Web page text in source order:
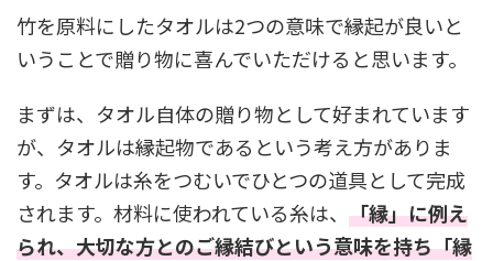
竹を原料にしたタオルは2つの意味で縁起が良いと
いうことで贈り物に喜んでいただけると思います。
まずは、タオル自体の贈り物として好まれています
が、タオルは縁起物であるという考え方がありま
す。タオルは糸をつむいでひとつの道具として完成
されます。材料に使われている糸は、 「縁」に例え
られ、大切な方とのご縁結びという意味を持ち「縁